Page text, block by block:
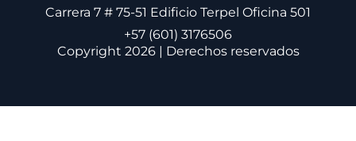
Carrera 7 # 75-51 Edificio Terpel Oficina 501
+57 (601) 3176506
Copyright 2026 | Derechos reservados